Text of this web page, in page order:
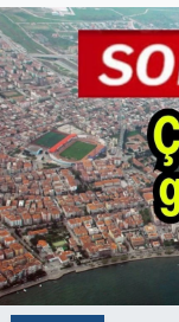
Sağlık